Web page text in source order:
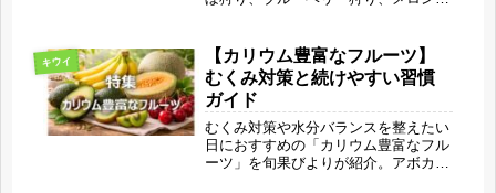
お出かけ、週末の日帰りドライブにも
ぴったりな関西の果物狩り情報をまと
めました。
キウイ
【カリウム豊富なフルーツ】
むくみ対策と続けやすい習慣
ガイド
むくみ対策や水分バランスを整えたい
日におすすめの「カリウム豊富なフル
ーツ」を旬果びよりが紹介。アボカ